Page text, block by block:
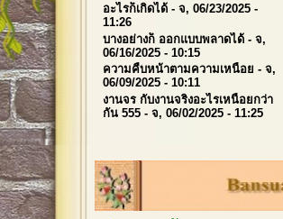
อะไรก็เกิดได้ - จ, 06/23/2025 -
11:26
บางอย่างก็ ออกแบบพลาดได้ - จ,
06/16/2025 - 10:15
ความคืบหน้าตามความเหนื่อย - จ,
06/09/2025 - 10:11
งานจร กับงานจริงอะไรเหนื่อยกว่า
กัน 555 - จ, 06/02/2025 - 11:25